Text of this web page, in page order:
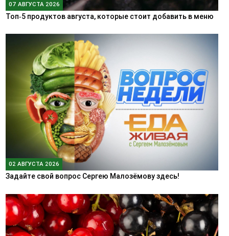
07 АВГУСТА 2026
Топ‑5 продуктов августа, которые стоит добавить в меню
02 АВГУСТА 2026
Задайте свой вопрос Сергею Малозёмову здесь!